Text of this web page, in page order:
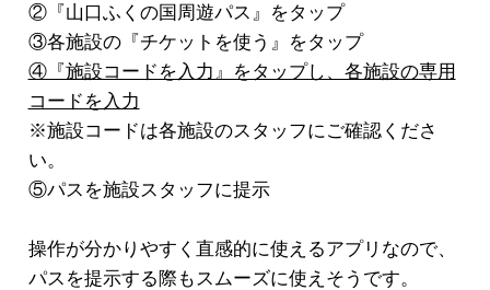
②『山口ふくの国周遊パス』をタップ
③各施設の『チケットを使う』をタップ
④『施設コードを入力』をタップし、各施設の専用
コードを入力
※施設コードは各施設のスタッフにご確認くださ
い。
⑤パスを施設スタッフに提示
操作が分かりやすく直感的に使えるアプリなので、
パスを提示する際もスムーズに使えそうです。